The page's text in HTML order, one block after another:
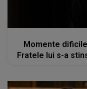
Momente
Fratele lui s-a